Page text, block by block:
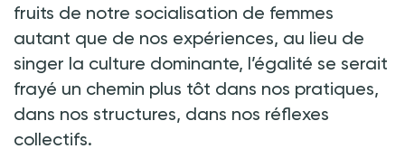
fruits de notre socialisation de femmes
autant que de nos expériences, au lieu de
singer la culture dominante, l’égalité se serait
frayé un chemin plus tôt dans nos pratiques,
dans nos structures, dans nos réflexes
collectifs.